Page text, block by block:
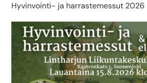
Hyvinvointi- ja harrastemessut 2026